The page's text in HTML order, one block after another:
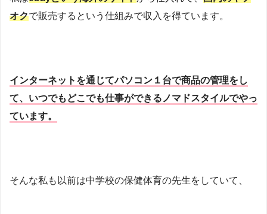
オクで販売するという仕組みで収入を得ています。
インターネットを通じてパソコン１台で商品の管理をし
て、いつでもどこでも仕事ができるノマドスタイルでやっ
ています。
そんな私も以前は中学校の保健体育の先生をしていて、